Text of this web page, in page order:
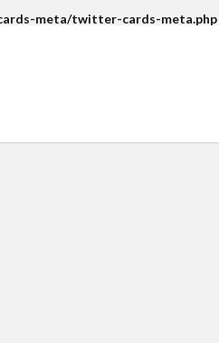
meta/twitter-cards-meta.php